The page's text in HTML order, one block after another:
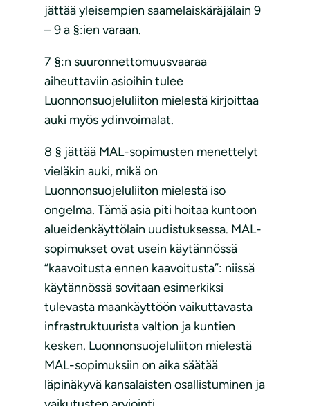
jättää yleisempien saamelaiskäräjälain 9
– 9 a §:ien varaan.
7 §:n suuronnettomuusvaaraa
aiheuttaviin asioihin tulee
Luonnonsuojeluliiton mielestä kirjoittaa
auki myös ydinvoimalat.
8 § jättää MAL-sopimusten menettelyt
vieläkin auki, mikä on
Luonnonsuojeluliiton mielestä iso
ongelma. Tämä asia piti hoitaa kuntoon
alueidenkäyttölain uudistuksessa. MAL-
sopimukset ovat usein käytännössä
“kaavoitusta ennen kaavoitusta”: niissä
käytännössä sovitaan esimerkiksi
tulevasta maankäyttöön vaikuttavasta
infrastruktuurista valtion ja kuntien
kesken. Luonnonsuojeluliiton mielestä
MAL-sopimuksiin on aika säätää
läpinäkyvä kansalaisten osallistuminen ja